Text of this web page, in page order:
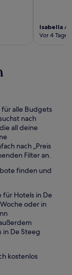
Isabella
Vor 4
alle Budgets
nach
all deine
nach „Preis
Filter an.
finden und
Hotels in De
oder in
De Steeg
kostenlos